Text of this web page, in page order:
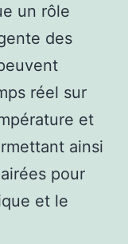
un rôle
des
réel sur
et
ainsi
pour
et le